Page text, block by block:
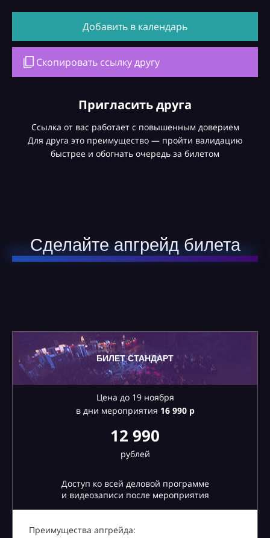
Добавить в календарь
Скопировать ссылку другу
Пригласить друга
Ссылка от вас работает с повышенным доверием
Для друга это преимущество — пройти валидацию
быстрее и обогнать очередь за билетом
Сделайте апгрейд билета
БИЛЕТ СТАНДАРТ
Цена до 19 ноября
в дни мероприятия 16990 р
12 990
рублей
Доступ ко всей деловой программе
и видеозаписи после мероприятия
Преимущества апгрейда: